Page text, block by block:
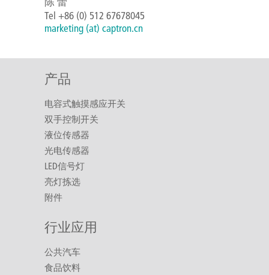
Tel +86 (0) 512 67678045
marketing (at) captron.cn
产品
电容式触摸感应开关
双手控制开关
液位传感器
光电传感器
LED信号灯
亮灯拣选
附件
行业应用
公共汽车
食品饮料